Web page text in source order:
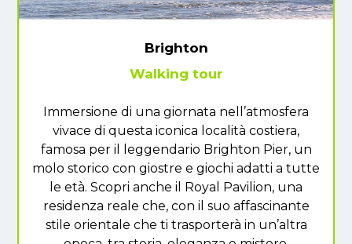
Brighton
Walking tour
Immersione di una giornata nell’atmosfera
vivace di questa iconica località costiera,
famosa per il leggendario Brighton Pier, un
molo storico con giostre e giochi adatti a tutte
le età. Scopri anche il Royal Pavilion, una
residenza reale che, con il suo affascinante
stile orientale che ti trasporterà in un’altra